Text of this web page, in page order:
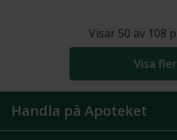
Visar 50 av 108
Visa fler
Handla på Apoteket